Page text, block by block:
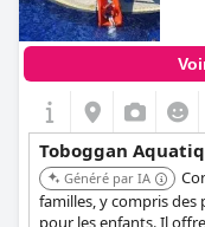
Toboggan
Généré par IA
familles, y compris
pour les enfants. Il